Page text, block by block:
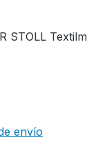
STOLL
envío